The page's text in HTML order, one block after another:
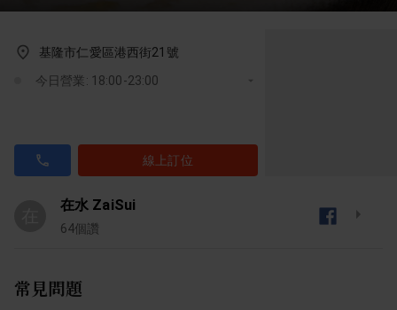
基隆市仁愛區港西街21號
今日營業: 18:00-23:00
線上訂位
在水 ZaiSui
64個讚
常見問題